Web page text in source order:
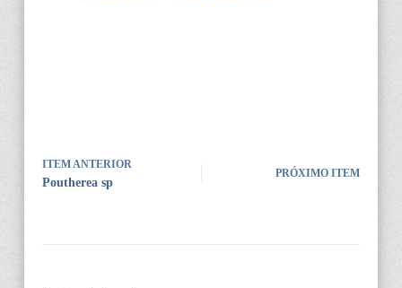
ITEM ANTERIOR
Poutherea sp
PRÓXIMO ITEM